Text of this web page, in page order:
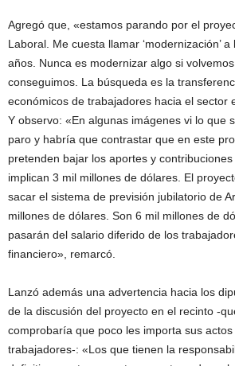
Agregó que, «estamos parando por el
Laboral. Me cuesta llamar ‘modernización’
años. Nunca es modernizar algo si
conseguimos. La búsqueda es la
económicos de trabajadores hacia el sector
Y observo: «En algunas imágenes vi lo que
paro y habría que contrastar que en este
pretenden bajar los aportes y
implican 3 mil millones de dólares. El
sacar el sistema de previsión jubilatorio de
millones de dólares. Son 6 mil millones de
pasarán del salario diferido de los
financiero», remarcó.
Lanzó además una advertencia hacia los
de la discusión del proyecto en el recinto -
comprobaría que poco les importa sus
trabajadores-: «Los que tienen la